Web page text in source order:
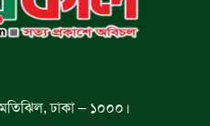
ঢাকা – ১০০০।